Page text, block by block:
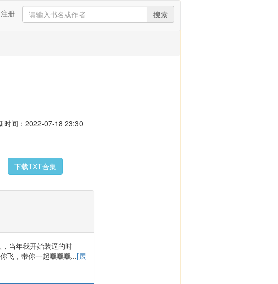
注册 搜索
时间：2022-07-18 23:30
下载TXT合集
当年我开始装逼的时
飞，带你一起嘿嘿嘿...[展